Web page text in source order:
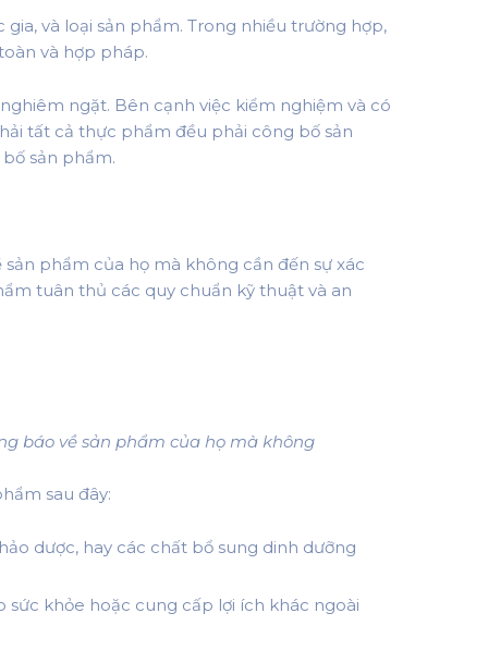
và loại sản phẩm. Trong nhiều trường hợp,
và hợp pháp.
ngặt. Bên cạnh việc kiểm nghiệm và có
tất cả thực phẩm đều phải công bố sản
sản phẩm.
phẩm của họ mà không cần đến sự xác
tuân thủ các quy chuẩn kỹ thuật và an
báo về sản phẩm của họ mà không
sau đây:
dược, hay các chất bổ sung dinh dưỡng
khỏe hoặc cung cấp lợi ích khác ngoài